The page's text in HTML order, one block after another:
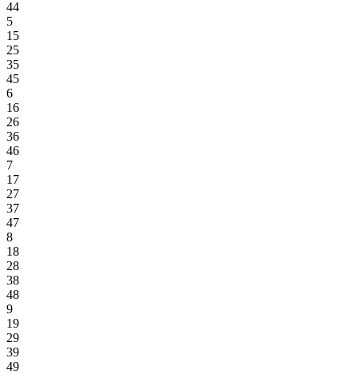
44
5
15
25
35
45
6
16
26
36
46
7
17
27
37
47
8
18
28
38
48
9
19
29
39
49